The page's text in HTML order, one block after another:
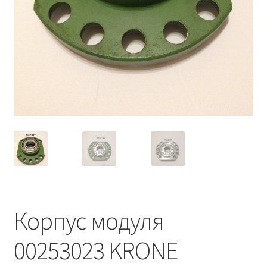
Корпус модуля
00253023 KRONE